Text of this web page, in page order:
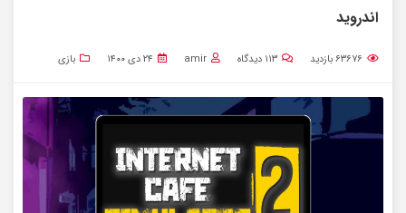
اندروید
۶۳۶۷۶بازدید ۱۱۳ دیدگاه amir ۲۴ دی ۱۴۰۰ بازی